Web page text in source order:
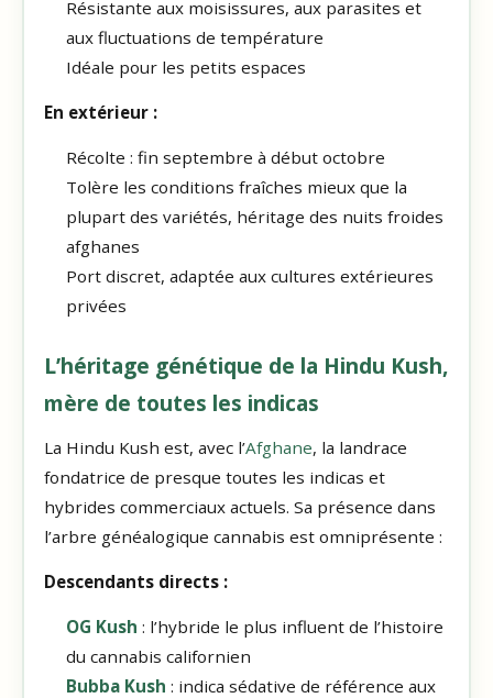
Résistante aux moisissures, aux parasites et
aux fluctuations de température
Idéale pour les petits espaces
En extérieur :
Récolte : fin septembre à début octobre
Tolère les conditions fraîches mieux que la
plupart des variétés, héritage des nuits froides
afghanes
Port discret, adaptée aux cultures extérieures
privées
L’héritage génétique de la Hindu Kush,
mère de toutes les indicas
La Hindu Kush est, avec l’Afghane, la landrace
fondatrice de presque toutes les indicas et
hybrides commerciaux actuels. Sa présence dans
l’arbre généalogique cannabis est omniprésente :
Descendants directs :
OG Kush : l’hybride le plus influent de l’histoire
du cannabis californien
Bubba Kush : indica sédative de référence aux